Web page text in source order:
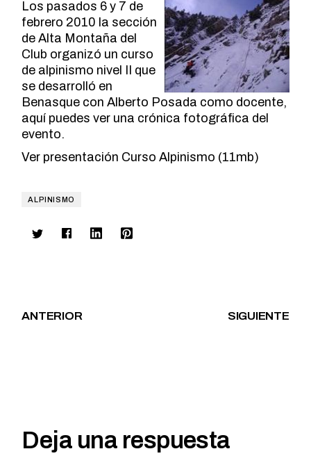
Los pasados 6 y 7 de
febrero 2010 la sección
de Alta Montaña del
Club organizó un curso
de alpinismo nivel II que
se desarrolló en
Benasque con Alberto Posada como docente,
aquí puedes ver una crónica fotográfica del
evento.
Ver presentación Curso Alpinismo (11mb)
ALPINISMO
ANTERIOR SIGUIENTE
Deja una respuesta